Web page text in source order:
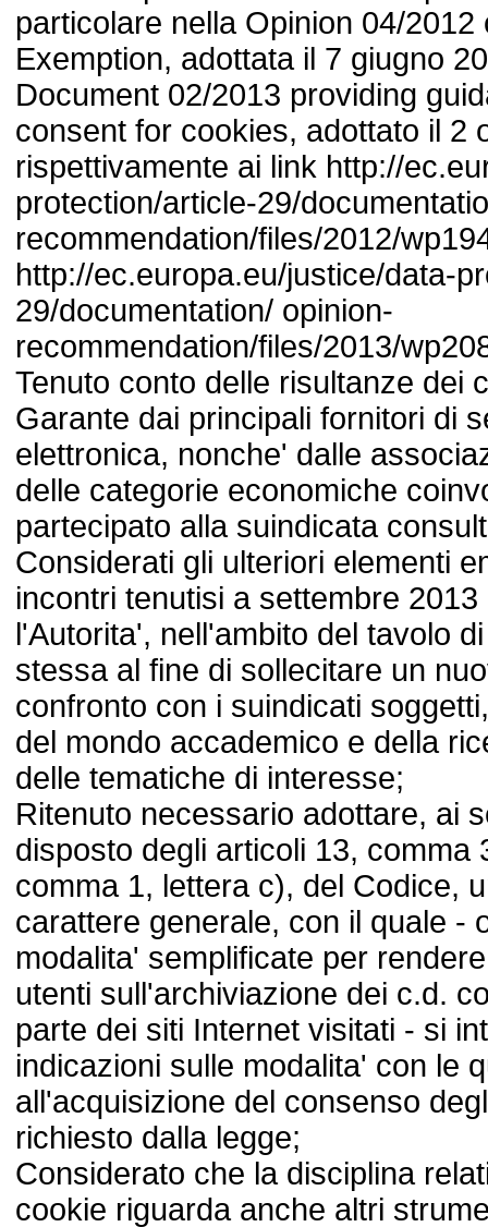
particolare nella Opinion 04/
Exemption, adottata il 7 giugno
Document 02/2013 providing
consent for cookies, adottato il 2
rispettivamente ai link http://
protection/article-29/
recommendation/files/2012/
http://ec.europa.eu/justice/data-
29/documentation/ opinion-
recommendation/files/2013/
Tenuto conto delle risultanze dei
Garante dai principali fornitori di
elettronica, nonche' dalle
delle categorie economiche
partecipato alla suindicata
Considerati gli ulteriori elementi
incontri tenutisi a settembre
l'Autorita', nell'ambito del tavolo
stessa al fine di sollecitare un
confronto con i suindicati
del mondo accademico e della
delle tematiche di interesse;
Ritenuto necessario adottare, ai
disposto degli articoli 13, comma
comma 1, lettera c), del Codice,
carattere generale, con il quale -
modalita' semplificate per
utenti sull'archiviazione dei c.d.
parte dei siti Internet visitati - si
indicazioni sulle modalita' con le
all'acquisizione del consenso
richiesto dalla legge;
Considerato che la disciplina
cookie riguarda anche altri